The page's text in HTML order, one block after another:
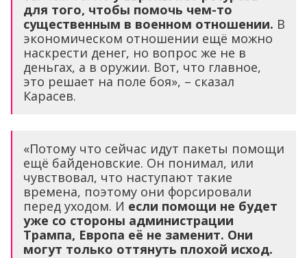
для того, чтобы помочь чем-то
существенным в военном отношении. В
экономическом отношении ещё можно
наскрести денег, но вопрос же не в
деньгах, а в оружии. Вот, что главное,
это решает на поле боя», – сказал
Карасев.
«Потому что сейчас идут пакеты помощи
ещё байденовские. Он понимал, или
чувствовал, что наступают такие
времена, поэтому они форсировали
перед уходом. И если помощи не будет
уже со стороны администрации
Трампа, Европа её не заменит. Они
могут только оттянуть плохой исход.